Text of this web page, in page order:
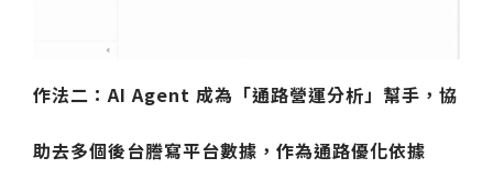
作法二：AI Agent 成為「通路營運分析」幫手，協
助去多個後台謄寫平台數據，作為通路優化依據